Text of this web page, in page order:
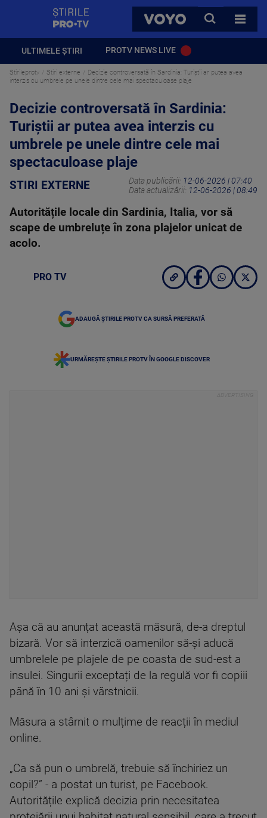
VOYO
CAUTA
TOATE
ULTIMELE ȘTIRI PROTV NEWS LIVE
Stirileprotv Stiri externe
Decizie controversată în Sardinia: Turiștii ar putea avea
interzis cu umbrele pe unele dintre cele mai spectaculoase plaje
Decizie controversată în Sardinia:
Turiștii ar putea avea interzis cu
umbrele pe unele dintre cele mai
spectaculoase plaje
STIRI EXTERNE Data publicării: 12-06-2026 | 07:40
Data actualizării: 12-06-2026 | 08:49
Autoritățile locale din Sardinia, Italia, vor să
scape de umbreluțe în zona plajelor unicat de
acolo.
PRO TV
ADAUGĂ ȘTIRILE PROTV CA SURSĂ PREFERATĂ
URMĂREȘTE ȘTIRILE PROTV ÎN GOOGLE DISCOVER
Așa că au anunțat această măsură, de-a dreptul
bizară. Vor să interzică oamenilor să-și aducă
umbrelele pe plajele de pe coasta de sud-est a
insulei. Singurii exceptați de la regulă vor fi copiii
până în 10 ani și vârstnicii.
Măsura a stârnit o mulțime de reacții în mediul
online.
„Ca să pun o umbrelă, trebuie să închiriez un
copil?” - a postat un turist, pe Facebook.
Autoritățile explică decizia prin necesitatea